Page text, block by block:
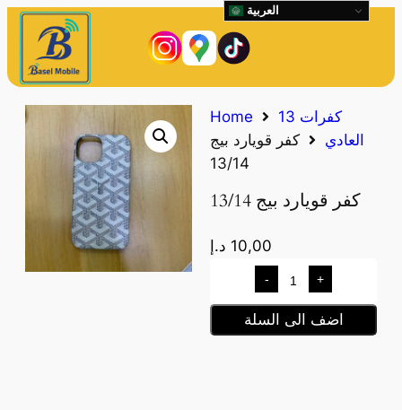
Home
كفرات 13
العادي
كفر قويارد بيج
13/14
كفر قويارد بيج 13/14
10,00 د.إ
- +
اضف الى السلة
العربية